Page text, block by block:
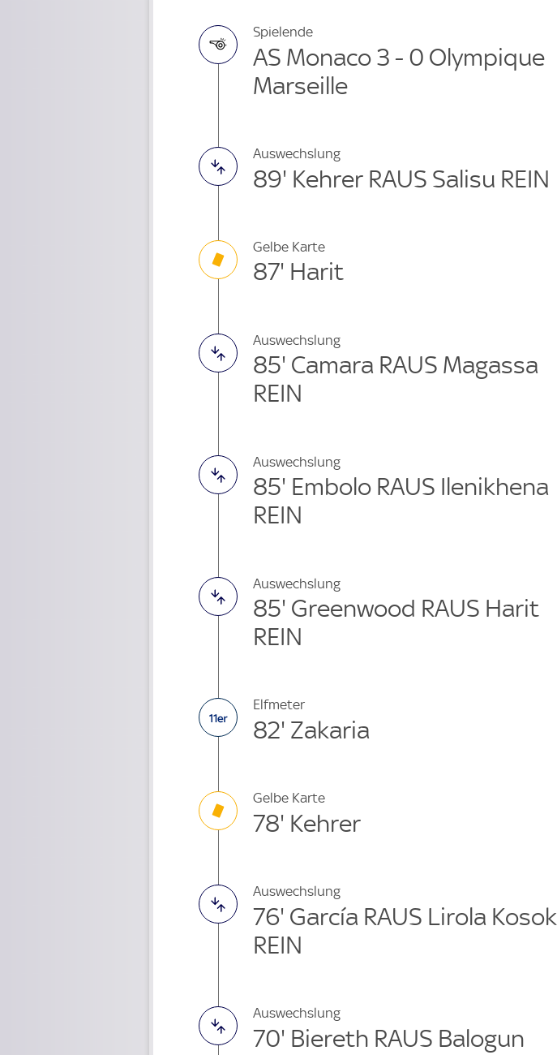
Spielende
AS Monaco 3 - 0 Olympique
Marseille
Auswechslung
89' Kehrer RAUS Salisu REIN
Gelbe Karte
87' Harit
Auswechslung
85' Camara RAUS Magassa
REIN
Auswechslung
85' Embolo RAUS Ilenikhena
REIN
Auswechslung
85' Greenwood RAUS Harit
REIN
Elfmeter
82' Zakaria
Gelbe Karte
78' Kehrer
Auswechslung
76' García RAUS Lirola Kosok
REIN
Auswechslung
70' Biereth RAUS Balogun